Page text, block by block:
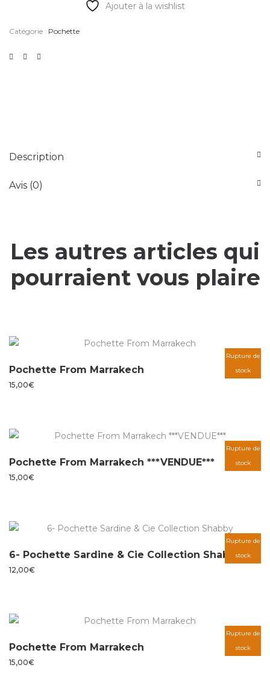
Ajouter à la wishlist
Catégorie : Pochette
Description
Avis (0)
Les autres articles qui
pourraient vous plaire
Rupture de
stock
Pochette From Marrakech
15,00€
Rupture de
stock
Pochette From Marrakech ***VENDUE***
15,00€
Rupture de
stock
6- Pochette Sardine & Cie Collection Shabby
12,00€
Rupture de
stock
Pochette From Marrakech
15,00€